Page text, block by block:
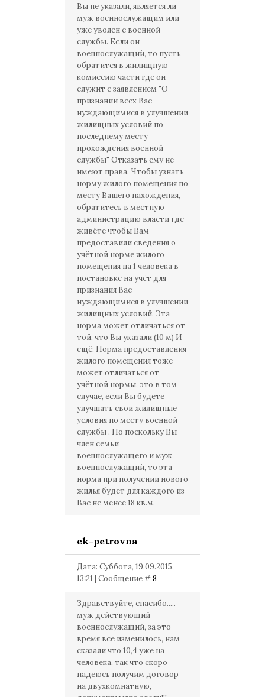
Вы не указали, является ли
муж военнослужащим или
уже уволен с военной
службы. Если он
военнослужащий, то пусть
обратится в жилищную
комиссию части где он
служит с заявлением "О
признании всех Вас
нуждающимися в улучшении
жилищных условий по
последнему месту
прохождения военной
службы" Отказать ему не
имеют права. Чтобы узнать
норму жилого помещения по
месту Вашего нахождения,
обратитесь в местную
администрацию власти где
живёте чтобы Вам
предоставили сведения о
учётной норме жилого
помещения на 1 человека в
постановке на учёт для
признания Вас
нуждающимися в улучшении
жилищных условий. Эта
норма может отличаться от
той, что Вы указали (10 м) И
ещё: Норма предоставления
жилого помещения тоже
может отличаться от
учётной нормы, это в том
случае, если Вы будете
улучшать свои жилищные
условия по месту военной
службы . Но поскольку Вы
член семьи
военнослужащего и муж
военнослужащий, то эта
норма при получении нового
жилья будет для каждого из
Вас не менее 18 кв.м.
ek-petrovna
Дата: Суббота, 19.09.2015,
13:21 | Сообщение #8
Здравствуйте, спасибо.....
муж действующий
военнослужащий, за это
время все изменилось, нам
сказали что 10,4 уже на
человека, так что скоро
надеюсь получим договор
на двухкомнатную,